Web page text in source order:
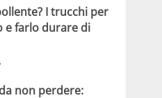
I trucchi per
e farlo durare di
non perdere: